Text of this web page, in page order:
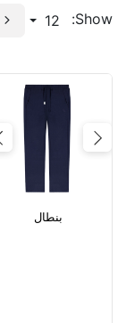
Show:
12
Previous
بنطال